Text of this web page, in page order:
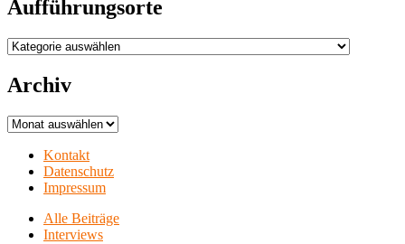
Aufführungsorte
Aufführungsorte
Archiv
Archiv
Kontakt
Datenschutz
Impressum
Alle Beiträge
Interviews